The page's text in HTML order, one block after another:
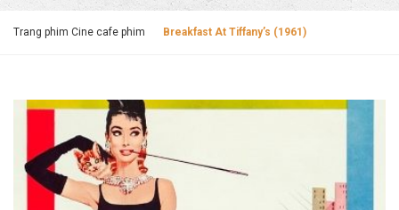
Trang phim Cine cafe phim Breakfast At Tiffany’s (1961)